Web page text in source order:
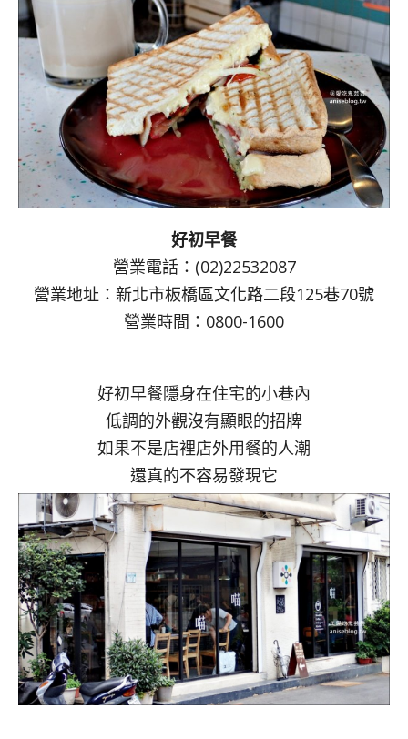
好初早餐
營業電話：(02)22532087
營業地址：新北市板橋區文化路二段125巷70號
營業時間：0800-1600
好初早餐隱身在住宅的小巷內
低調的外觀沒有顯眼的招牌
如果不是店裡店外用餐的人潮
還真的不容易發現它